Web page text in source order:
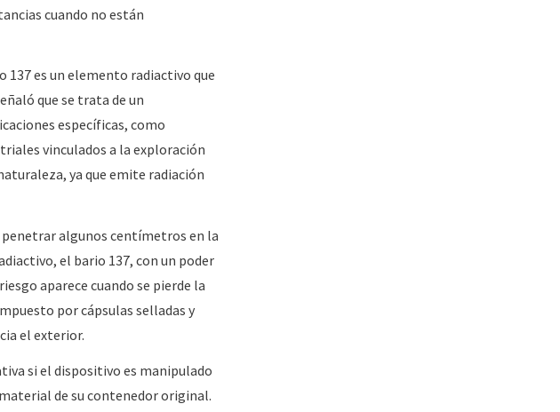
cuando no están
es un elemento radiactivo que
que se trata de un
específicas, como
vinculados a la exploración
ya que emite radiación
algunos centímetros en la
el bario 137, con un poder
aparece cuando se pierde la
por cápsulas selladas y
el exterior.
si el dispositivo es manipulado
de su contenedor original.